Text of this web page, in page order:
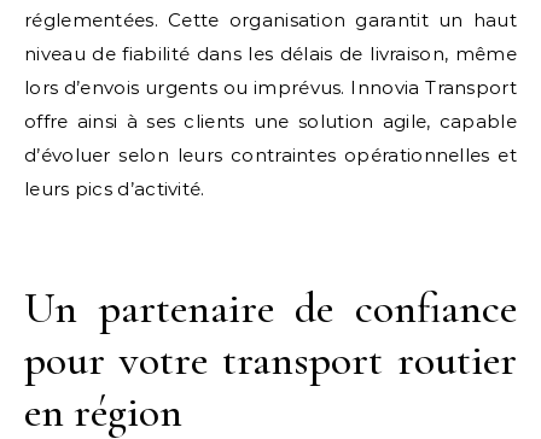
réglementées. Cette organisation garantit un haut
niveau de fiabilité dans les délais de livraison, même
lors d’envois urgents ou imprévus. Innovia Transport
offre ainsi à ses clients une solution agile, capable
d’évoluer selon leurs contraintes opérationnelles et
leurs pics d’activité.
Un partenaire de confiance
pour votre transport routier
en région